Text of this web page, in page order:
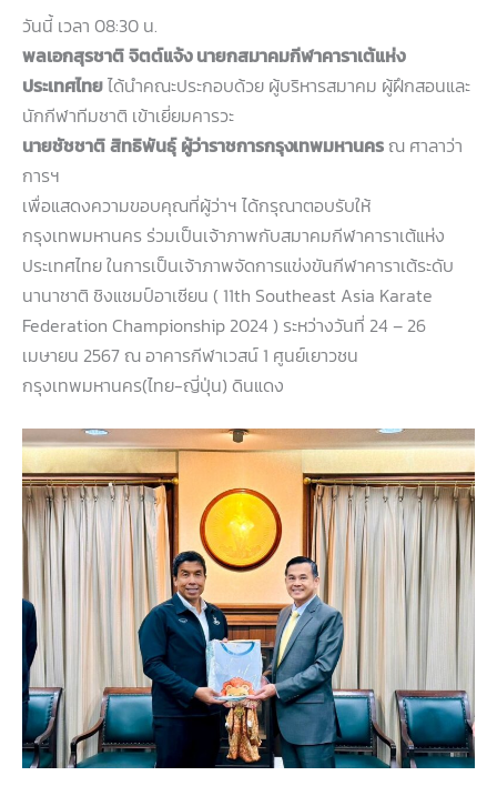
วันนี้ เวลา 08:30 น.
พลเอกสุรชาติ จิตต์แจ้ง นายกสมาคมกีฬาคาราเต้แห่ง
ประเทศไทยได้นำคณะประกอบด้วย ผู้บริหารสมาคม ผู้ฝึกสอนและ
นักกีฬาทีมชาติ เข้าเยี่ยมคารวะ
นายชัชชาติ สิทธิพันธุ์ ผู้ว่าราชการกรุงเทพมหานครณ ศาลาว่า
การฯ
เพื่อแสดงความขอบคุณที่ผู้ว่าฯ ได้กรุณาตอบรับให้
กรุงเทพมหานคร ร่วมเป็นเจ้าภาพกับสมาคมกีฬาคาราเต้แห่ง
ประเทศไทย ในการเป็นเจ้าภาพจัดการแข่งขันกีฬาคาราเต้ระดับ
นานาชาติ ชิงแชมป์อาเซียน ( 11th Southeast Asia Karate
Federation Championship 2024 ) ระหว่างวันที่ 24 – 26
เมษายน 2567 ณ อาคารกีฬาเวสน์ 1 ศูนย์เยาวชน
กรุงเทพมหานคร(ไทย-ญี่ปุ่น) ดินแดง